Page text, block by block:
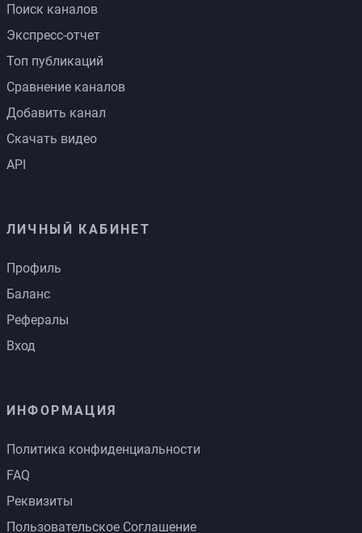
Поиск каналов
Экспресс-отчет
Топ публикаций
Сравнение каналов
Добавить канал
Скачать видео
API
ЛИЧНЫЙ КАБИНЕТ
Профиль
Баланс
Рефералы
Вход
ИНФОРМАЦИЯ
Политика конфиденциальности
FAQ
Реквизиты
Пользовательское Соглашение